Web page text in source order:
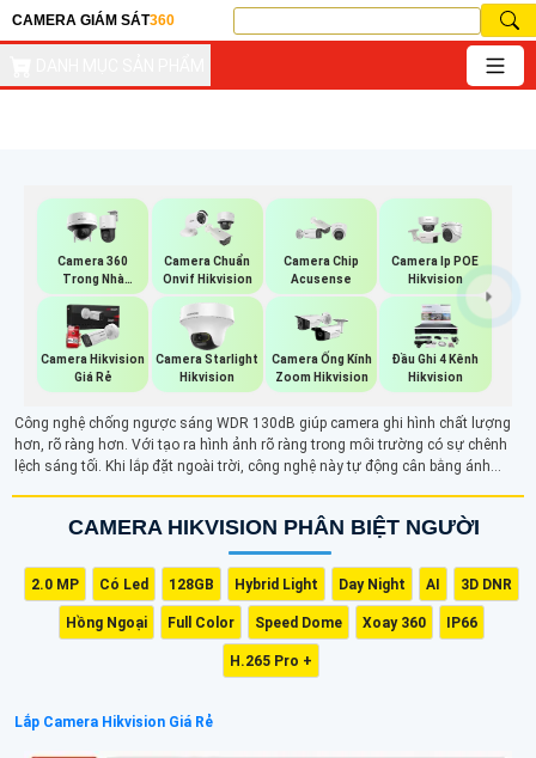
CAMERA GIÁM SÁT360
Camera 360
Trong Nhà
Hikvision
Camera Chuẩn
Onvif Hikvision
Camera Chip
Acusense
Camera Ip POE
Hikvision
Camera Hikvision
Giá Rẻ
Camera Starlight
Hikvision
Camera Ống Kính
Zoom Hikvision
Đầu Ghi 4 Kênh
Hikvision
Công nghệ chống ngược sáng WDR 130dB giúp camera ghi hình chất lượng
hơn, rõ ràng hơn. Với tạo ra hình ảnh rõ ràng trong môi trường có sự chênh
lệch sáng tối. Khi lắp đặt ngoài trời, công nghệ này tự động cân bằng ánh
CAMERA HIKVISION PHÂN BIỆT NGƯỜI
2.0 MP Có Led 128GB Hybrid Light Day Night AI 3D DNR
Hồng Ngoại Full Color Speed Dome Xoay 360 IP66
H.265 Pro +
Lắp Camera Hikvision Giá Rẻ